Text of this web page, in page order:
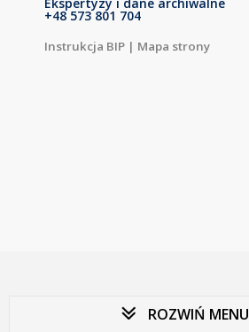
+48 573 801 704
Instrukcja BIP | Mapa strony
ROZWIŃ MENU